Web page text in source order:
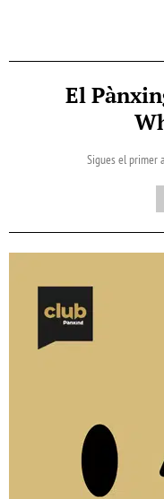
El
Sigues el primer